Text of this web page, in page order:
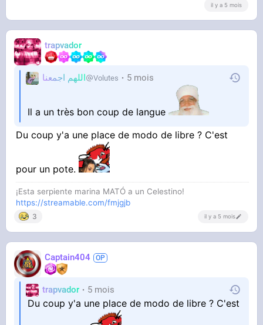
il y a 5 mois
trapvador
اللهم اجمعنا Volutes 5 mois
Il a un très bon coup de langue
Du coup y'a une place de modo de libre ? C'est
pour un pote.
¡Esta serpiente marina MATÓ a un Celestino!
https://streamable.com/fmjgjb
3 il y a 5 mois
Captain404
trapvador 5 mois
Du coup y'a une place de modo de libre ? C'est